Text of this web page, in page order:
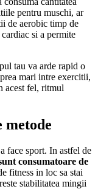
pentru muschi, ar
de aerobic timp de
si a permite
tau va arde rapid o
mari intre exercitii,
acest fel, ritmul
face sport. In astfel de
consumatoare de
fitness in loc sa stai
stabilitatea mingii